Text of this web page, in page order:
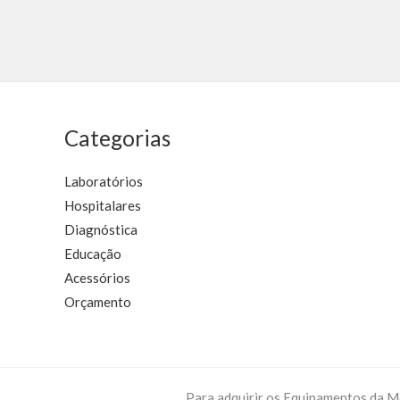
Categorias
Laboratórios
Hospitalares
Diagnóstica
Educação
Acessórios
Orçamento